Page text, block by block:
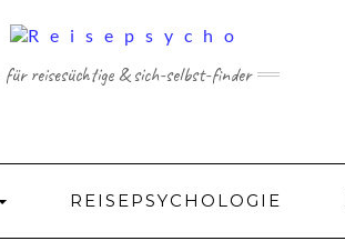
für reisesüchtige & sich-selbst-finder
REISEPSYCHOLOGIE